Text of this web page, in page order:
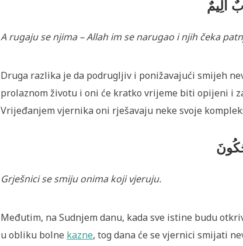
أَلِيمٌ
A rugaju se njima – Allah im se narugao i njih čeka
Druga razlika je da podrugljiv i ponižavajući smijeh
prolaznom životu i oni će kratko vrijeme biti opijeni i
Vrijeđanjem vjernika oni rješavaju neke svoje
Grješnici se smiju onima koji vjeruju.
Međutim, na Sudnjem danu, kada sve istine budu
u obliku bolne kazne, tog dana će se vjernici smijati